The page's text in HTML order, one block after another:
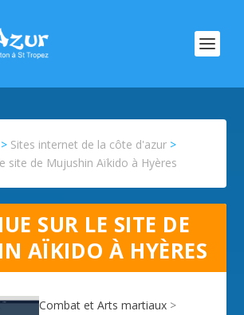
> Sites internet de la côte d'azur >
site de Mujushin Aïkido à Hyères
SUR LE SITE DE
AÏKIDO À HYÈRES
Combat et Arts martiaux >